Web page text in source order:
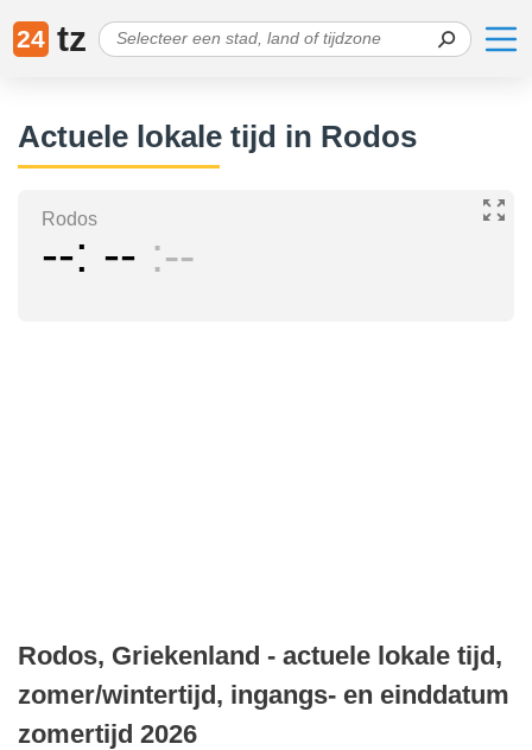
24 tz
Actuele lokale tijd in Rodos
Rodos
-- -- --
Rodos, Griekenland - actuele lokale tijd,
zomer/wintertijd, ingangs- en einddatum
zomertijd 2026